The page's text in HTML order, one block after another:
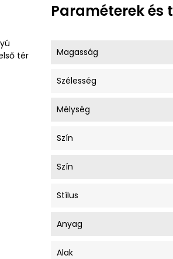
tér
Paraméterek
Magasság
Szélesség
Mélység
Szín
Szín
Stílus
Anyag
Alak